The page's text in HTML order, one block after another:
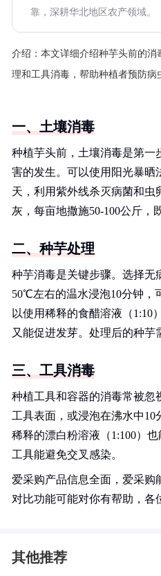
靠，深耕华北地区农产领域。
介绍： 本文详细介绍种芋头前的消
理和工具消毒，帮助种植者预防病
一、土壤消毒
种植芋头前，土壤消毒是第一
害的发生。可以使用阳光暴晒
天，利用紫外线杀灭病菌和虫
灰，每亩地撒施50-100公斤，
二、种芋处理
种芋消毒是关键步骤。选择无
50℃左右的温水浸泡10分钟，
以使用稀释的食醋溶液（1:10
又能促进发芽。处理后的种芋
三、工具消毒
种植工具和容器的消毒常被忽
工具表面，或浸泡在沸水中10
稀释的漂白粉溶液（1:100）
工具能避免交叉感染。
爱采购产品信息全面，爱采购
对比功能可能对你有帮助，各
其他推荐